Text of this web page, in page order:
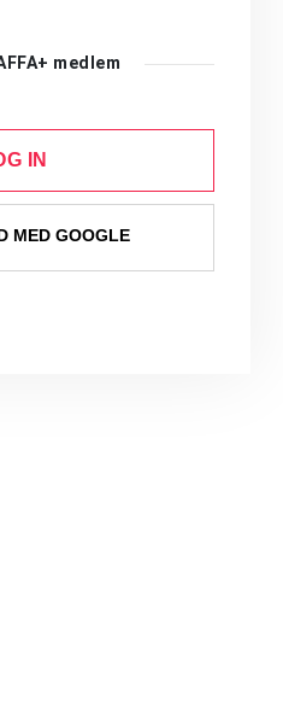
medlem
IN
MED GOOGLE